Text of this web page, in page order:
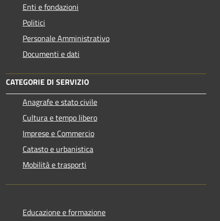
Enti e fondazioni
Politici
Personale Amministrativo
Documenti e dati
CATEGORIE DI SERVIZIO
Anagrafe e stato civile
Cultura e tempo libero
Imprese e Commercio
Catasto e urbanistica
Mobilità e trasporti
Educazione e formazione